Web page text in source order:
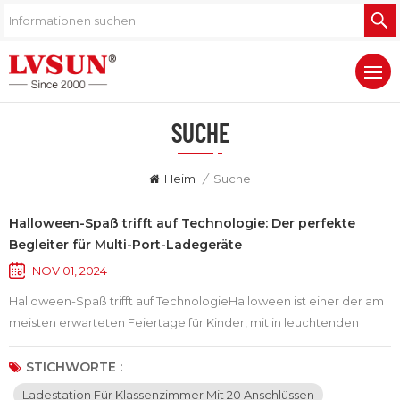
SUCHE
Heim / Suche
Halloween-Spaß trifft auf Technologie: Der perfekte
Begleiter für Multi-Port-Ladegeräte
NOV 01, 2024
Halloween-Spaß trifft auf TechnologieHalloween ist einer der am
meisten erwarteten Feiertage für Kinder, mit in leuchtenden
Farben geschmückten Häusern, Kürbislaternen, gruseligen
Kostümen und einer Fülle von Süßigkeiten. Allerdings übersehen
wir in dieser festlichen Zeit oft, wie wichtig es ist, dass unsere
STICHWORTE :
Ladestation Für Klassenzimmer Mit 20 Anschlüssen